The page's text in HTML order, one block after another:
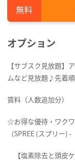
オプション
【サブスク見放題】
ムなど見放題♪先着順
賃料（人数追加分）
☆お得な優待・ワク
（SPREE (スプリー) -
【塩素除去と頭皮